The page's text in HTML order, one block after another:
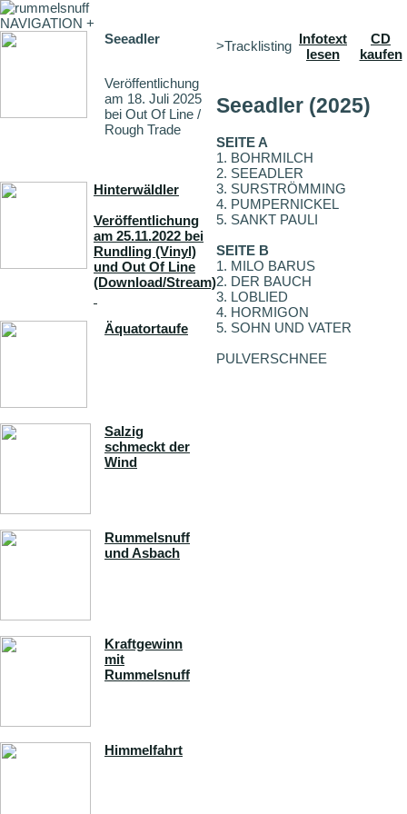
NAVIGATION +
Seeadler
Veröffentlichung
am 18. Juli 2025
bei Out Of Line /
Rough Trade
Hinterwäldler
Veröffentlichung
am 25.11.2022 bei
Rundling (Vinyl)
und Out Of Line
(Download/Stream)
Äquatortaufe
Salzig
schmeckt der
Wind
Rummelsnuff
und Asbach
Kraftgewinn
mit
Rummelsnuff
Himmelfahrt
>Tracklisting Infotext
lesen
CD
kaufen
Seeadler (2025)
SEITE A
1. BOHRMILCH
2. SEEADLER
3. SURSTRÖMMING
4. PUMPERNICKEL
5. SANKT PAULI
SEITE B
1. MILO BARUS
2. DER BAUCH
3. LOBLIED
4. HORMIGON
5. SOHN UND VATER
PULVERSCHNEE